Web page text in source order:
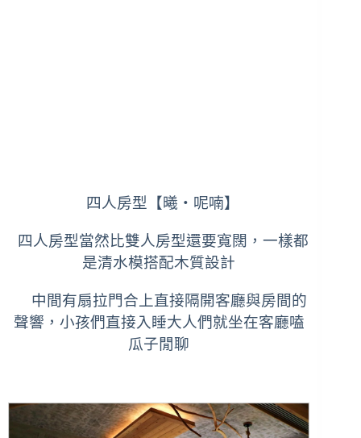
四人房型【曦‧呢喃】
四人房型當然比雙人房型還要寬闊，一樣都
是清水模搭配木質設計
中間有扇拉門合上直接隔開客廳與房間的
聲響，小孩們直接入睡大人們就坐在客廳嗑
瓜子閒聊